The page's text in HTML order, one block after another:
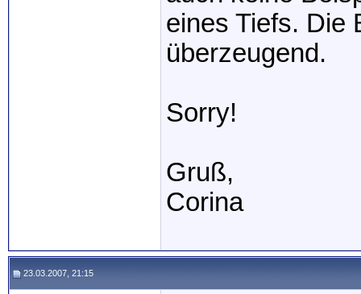
eines Tiefs. Die
überzeugend.
Sorry!
Gruß,
Corina
23.03.2007, 21:15